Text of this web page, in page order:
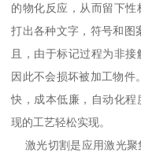
的物化反应，从而留下性
打出各种文字，符号和图
且，由于标记过程为非接
因此不会损坏被加工物件
快，成本低廉，自动化
现的工艺轻松实现。
激光切割是应用激光聚